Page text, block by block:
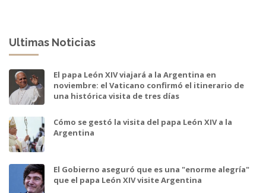
Ultimas Noticias
El papa León XIV viajará a la Argentina en
noviembre: el Vaticano confirmó el itinerario de
una histórica visita de tres días
Cómo se gestó la visita del papa León XIV a la
Argentina
El Gobierno aseguró que es una "enorme alegría"
que el papa León XIV visite Argentina